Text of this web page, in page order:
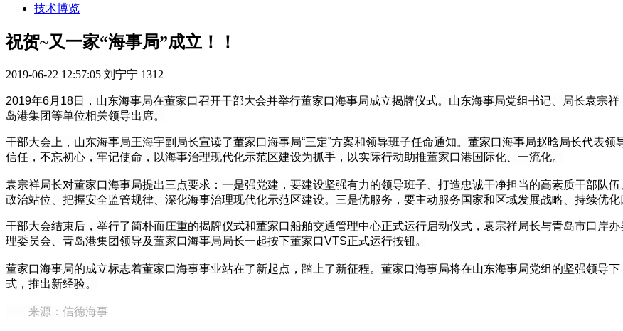
技术博览
祝贺~又一家“海事局”成立！！
2019-06-22 12:57:05 刘宁宁 1312
2019年6月18日，山东海事局在董家口召开干部大会并举行董家口海事局成立揭牌仪式。山东海事局党组书记、局长袁宗
岛港集团等单位相关领导出席。
干部大会上，山东海事局王海宇副局长宣读了董家口海事局“三定”方案和领导班子任命通知。董家口海事局赵晗局长代表
信任，不忘初心，牢记使命，以海事治理现代化示范区建设为抓手，以实际行动助推董家口港国际化、一流化。
袁宗祥局长对董家口海事局提出三点要求：一是强党建，要建设坚强有力的领导班子、打造忠诚干净担当的高素质干部队
政治站位、把握安全监管规律、深化海事治理现代化示范区建设。三是优服务，要主动服务国家和区域发展战略、持续优
干部大会结束后，举行了简朴而庄重的揭牌仪式和董家口船舶交通管理中心正式运行启动仪式，袁宗祥局长与青岛市口岸
理委员会、青岛港集团领导及董家口海事局局长一起按下董家口VTS正式运行按钮。
董家口海事局的成立标志着董家口海事事业站在了新起点，踏上了新征程。董家口海事局将在山东海事局党组的坚强领导
式，推出新经验。
来源：信德海事